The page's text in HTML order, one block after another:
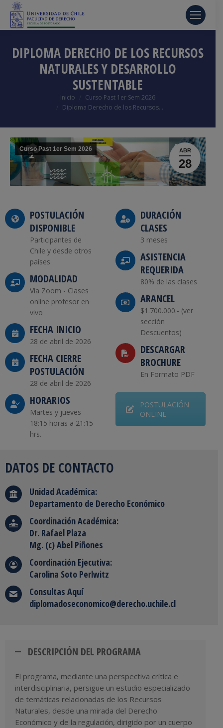
DIPLOMA DERECHO DE LOS RECURSOS
NATURALES Y DESARROLLO
SUSTENTABLE
Inicio
Curso Past 1er Sem 2026
Diploma Derecho de los Recursos…
ABR
28
Curso Past 1er Sem 2026
POSTULACIÓN
DISPONIBLE
Participantes de
Chile y desde otros
países
MODALIDAD
Vía Zoom - Clases
online profesor en
vivo
FECHA INICIO
28 de abril de 2026
FECHA CIERRE
POSTULACIÓN
28 de abril de 2026
HORARIOS
Martes y jueves
18:15 horas a 21:15
hrs.
DURACIÓN
CLASES
3 meses
ASISTENCIA
REQUERIDA
80% de las clases
ARANCEL
$1.700.000.- (ver
sección
Descuentos)
DESCARGAR
BROCHURE
En Formato PDF
POSTULACIÓN
ONLINE
DATOS DE CONTACTO
Unidad Académica:
Departamento de Derecho Económico
Coordinación Académica:
Dr. Rafael Plaza
Mg. (c) Abel Piñones
Coordinación Ejecutiva:
Carolina Soto Perlwitz
Consultas Aquí
diplomadoseconomico@derecho.uchile.cl
DESCRIPCIÓN DEL PROGRAMA
El programa, mediante una perspectiva crítica e
interdisciplinaria, persigue un estudio especializado
de temáticas relacionadas de los Recursos
Naturales, desde una mirada del Derecho
Económico y de la regulación, dirigido por un cuerpo